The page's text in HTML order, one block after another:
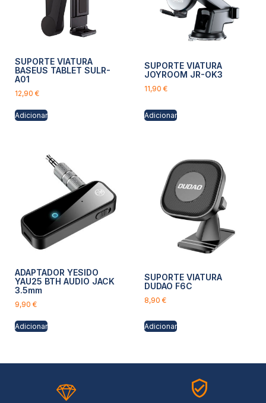
SUPORTE VIATURA
BASEUS TABLET SULR-
A01
12,90 €
Adicionar
SUPORTE VIATURA
JOYROOM JR-OK3
11,90 €
Adicionar
ADAPTADOR YESIDO
YAU25 BTH AUDIO JACK
3.5mm
9,90 €
Adicionar
SUPORTE VIATURA
DUDAO F6C
8,90 €
Adicionar